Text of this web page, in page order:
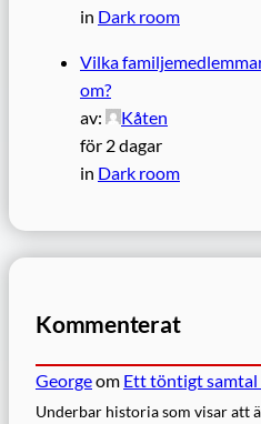
in Dark room
Vilka
om?
av:
Kåten
för 2 dagar
in Dark room
Kommenterat
Georgeom Ett töntigt
Underbar historia som visar att